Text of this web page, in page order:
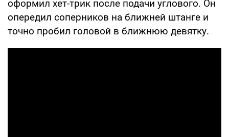
оформил хет-трик после подачи углового. Он
опередил соперников на ближней штанге и
точно пробил головой в ближнюю девятку.